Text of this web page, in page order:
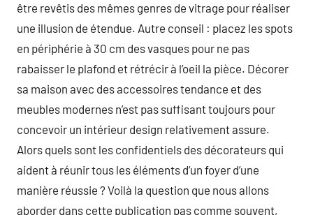
être revêtis des mêmes genres de vitrage pour réaliser
une illusion de étendue. Autre conseil : placez les spots
en périphérie à 30 cm des vasques pour ne pas
rabaisser le plafond et rétrécir à l’oeil la pièce. Décorer
sa maison avec des accessoires tendance et des
meubles modernes n’est pas suffisant toujours pour
concevoir un intérieur design relativement assure.
Alors quels sont les confidentiels des décorateurs qui
aident à réunir tous les éléments d’un foyer d’une
manière réussie ? Voilà la question que nous allons
aborder dans cette publication pas comme souvent,